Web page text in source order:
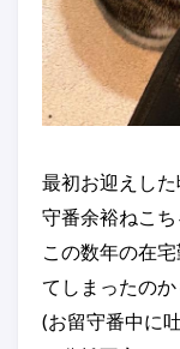
最初お迎えし
守番余裕ねこち
この数年の在
てしまったのか
(お留守番中に